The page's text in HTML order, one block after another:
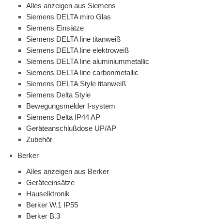
Alles anzeigen aus Siemens
Siemens DELTA miro Glas
Siemens Einsätze
Siemens DELTA line titanweiß
Siemens DELTA line elektroweiß
Siemens DELTA line aluminiummetallic
Siemens DELTA line carbonmetallic
Siemens DELTA Style titanweiß
Siemens Delta Style
Bewegungsmelder I-system
Siemens Delta IP44 AP
Geräteanschlußdose UP/AP
Zubehör
Berker
Alles anzeigen aus Berker
Geräteeinsätze
Hauselktronik
Berker W.1 IP55
Berker B.3